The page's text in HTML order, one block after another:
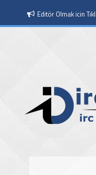
Editör Olmak icin
Moderatör Olmak